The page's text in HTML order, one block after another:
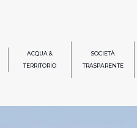
ACQUA &
TERRITORIO
SOCIETÀ
TRASPARENTE